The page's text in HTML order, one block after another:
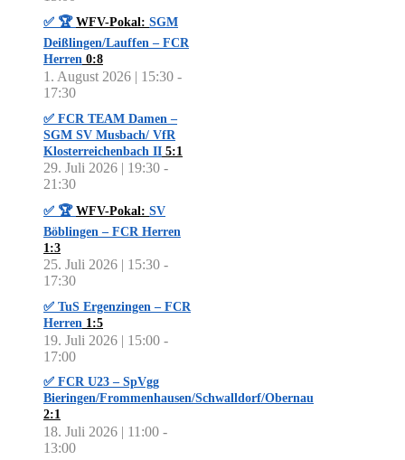
✅ 🏆WFV-Pokal: SGM
Deißlingen/Lauffen – FCR
Herren 0:8
1. August 2026 | 15:30 -
17:30
✅ FCR TEAM Damen –
SGM SV Musbach/ VfR
Klosterreichenbach II 5:1
29. Juli 2026 | 19:30 -
21:30
✅ 🏆WFV-Pokal: SV
Böblingen – FCR Herren
1:3
25. Juli 2026 | 15:30 -
17:30
✅ TuS Ergenzingen – FCR
Herren 1:5
19. Juli 2026 | 15:00 -
17:00
✅ FCR U23 – SpVgg
Bieringen/Frommenhausen/Schwalldorf/Obernau
2:1
18. Juli 2026 | 11:00 -
13:00